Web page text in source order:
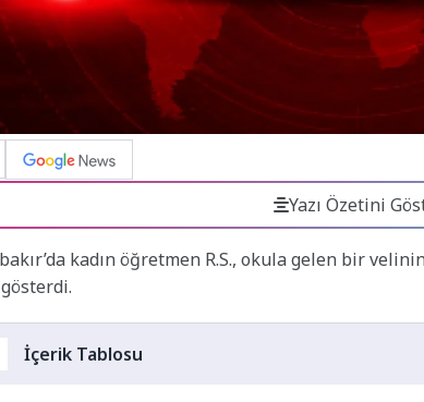
Yazı Özetini
kadın öğretmen R.S., okula gelen bir
İçerik Tablosu